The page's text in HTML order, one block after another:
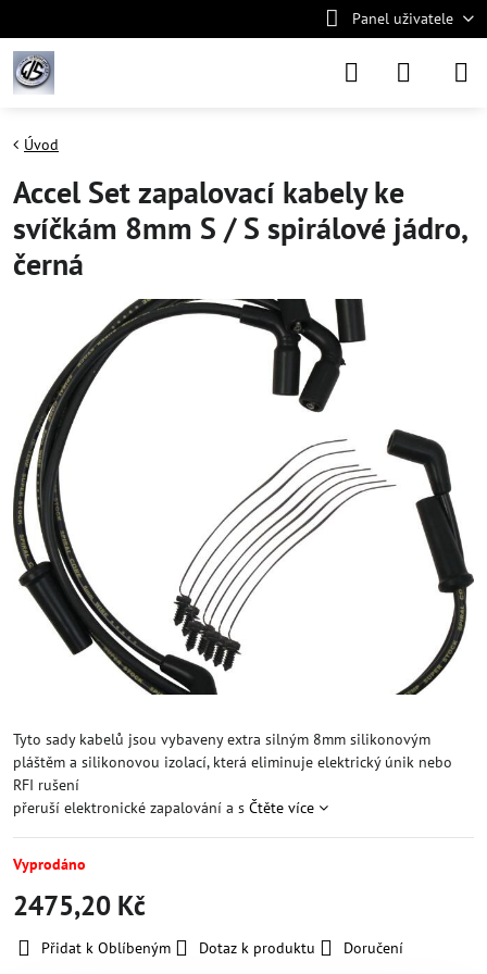
Panel uživatele
Úvod
Accel Set zapalovací kabely ke
svíčkám 8mm S / S spirálové jádro,
černá
Tyto sady kabelů jsou vybaveny extra silným 8mm silikonovým
pláštěm a silikonovou izolací, která eliminuje elektrický únik nebo
RFI rušení
přeruší elektronické zapalování a s Čtěte více
Vyprodáno
2475,20 Kč
Přidat k Oblíbeným Dotaz k produktu Doručení